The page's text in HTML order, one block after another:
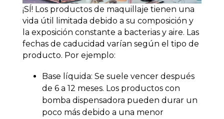
¡SÍ! Los productos de maquillaje tienen una
vida útil limitada debido a su composición y
la exposición constante a bacterias y aire. Las
fechas de caducidad varían según el tipo de
producto. Por ejemplo:
Base líquida: Se suele vencer después
de 6 a 12 meses. Los productos con
bomba dispensadora pueden durar un
poco más debido a una menor